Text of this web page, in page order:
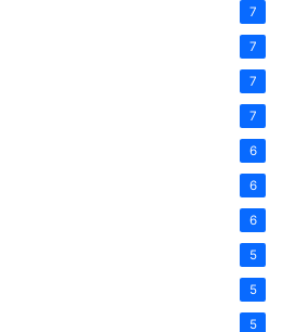
7
7
7
7
6
6
6
5
5
5